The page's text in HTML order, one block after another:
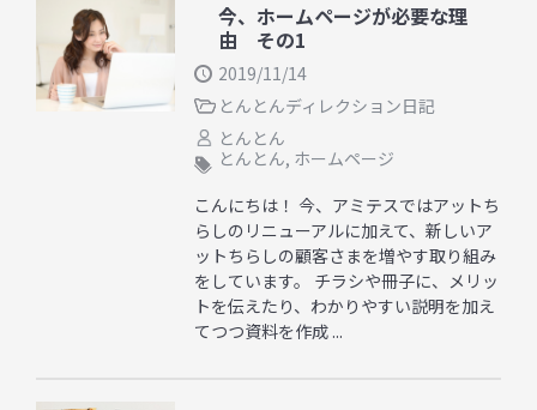
今、ホームページが必要な理
由 その1
2019/11/14
とんとんディレクション日記
とんとん
とんとん, ホームページ
こんにちは！ 今、アミテスではアットち
らしのリニューアルに加えて、新しいア
ットちらしの顧客さまを増やす取り組み
をしています。 チラシや冊子に、メリッ
トを伝えたり、わかりやすい説明を加え
てつつ資料を作成 ...